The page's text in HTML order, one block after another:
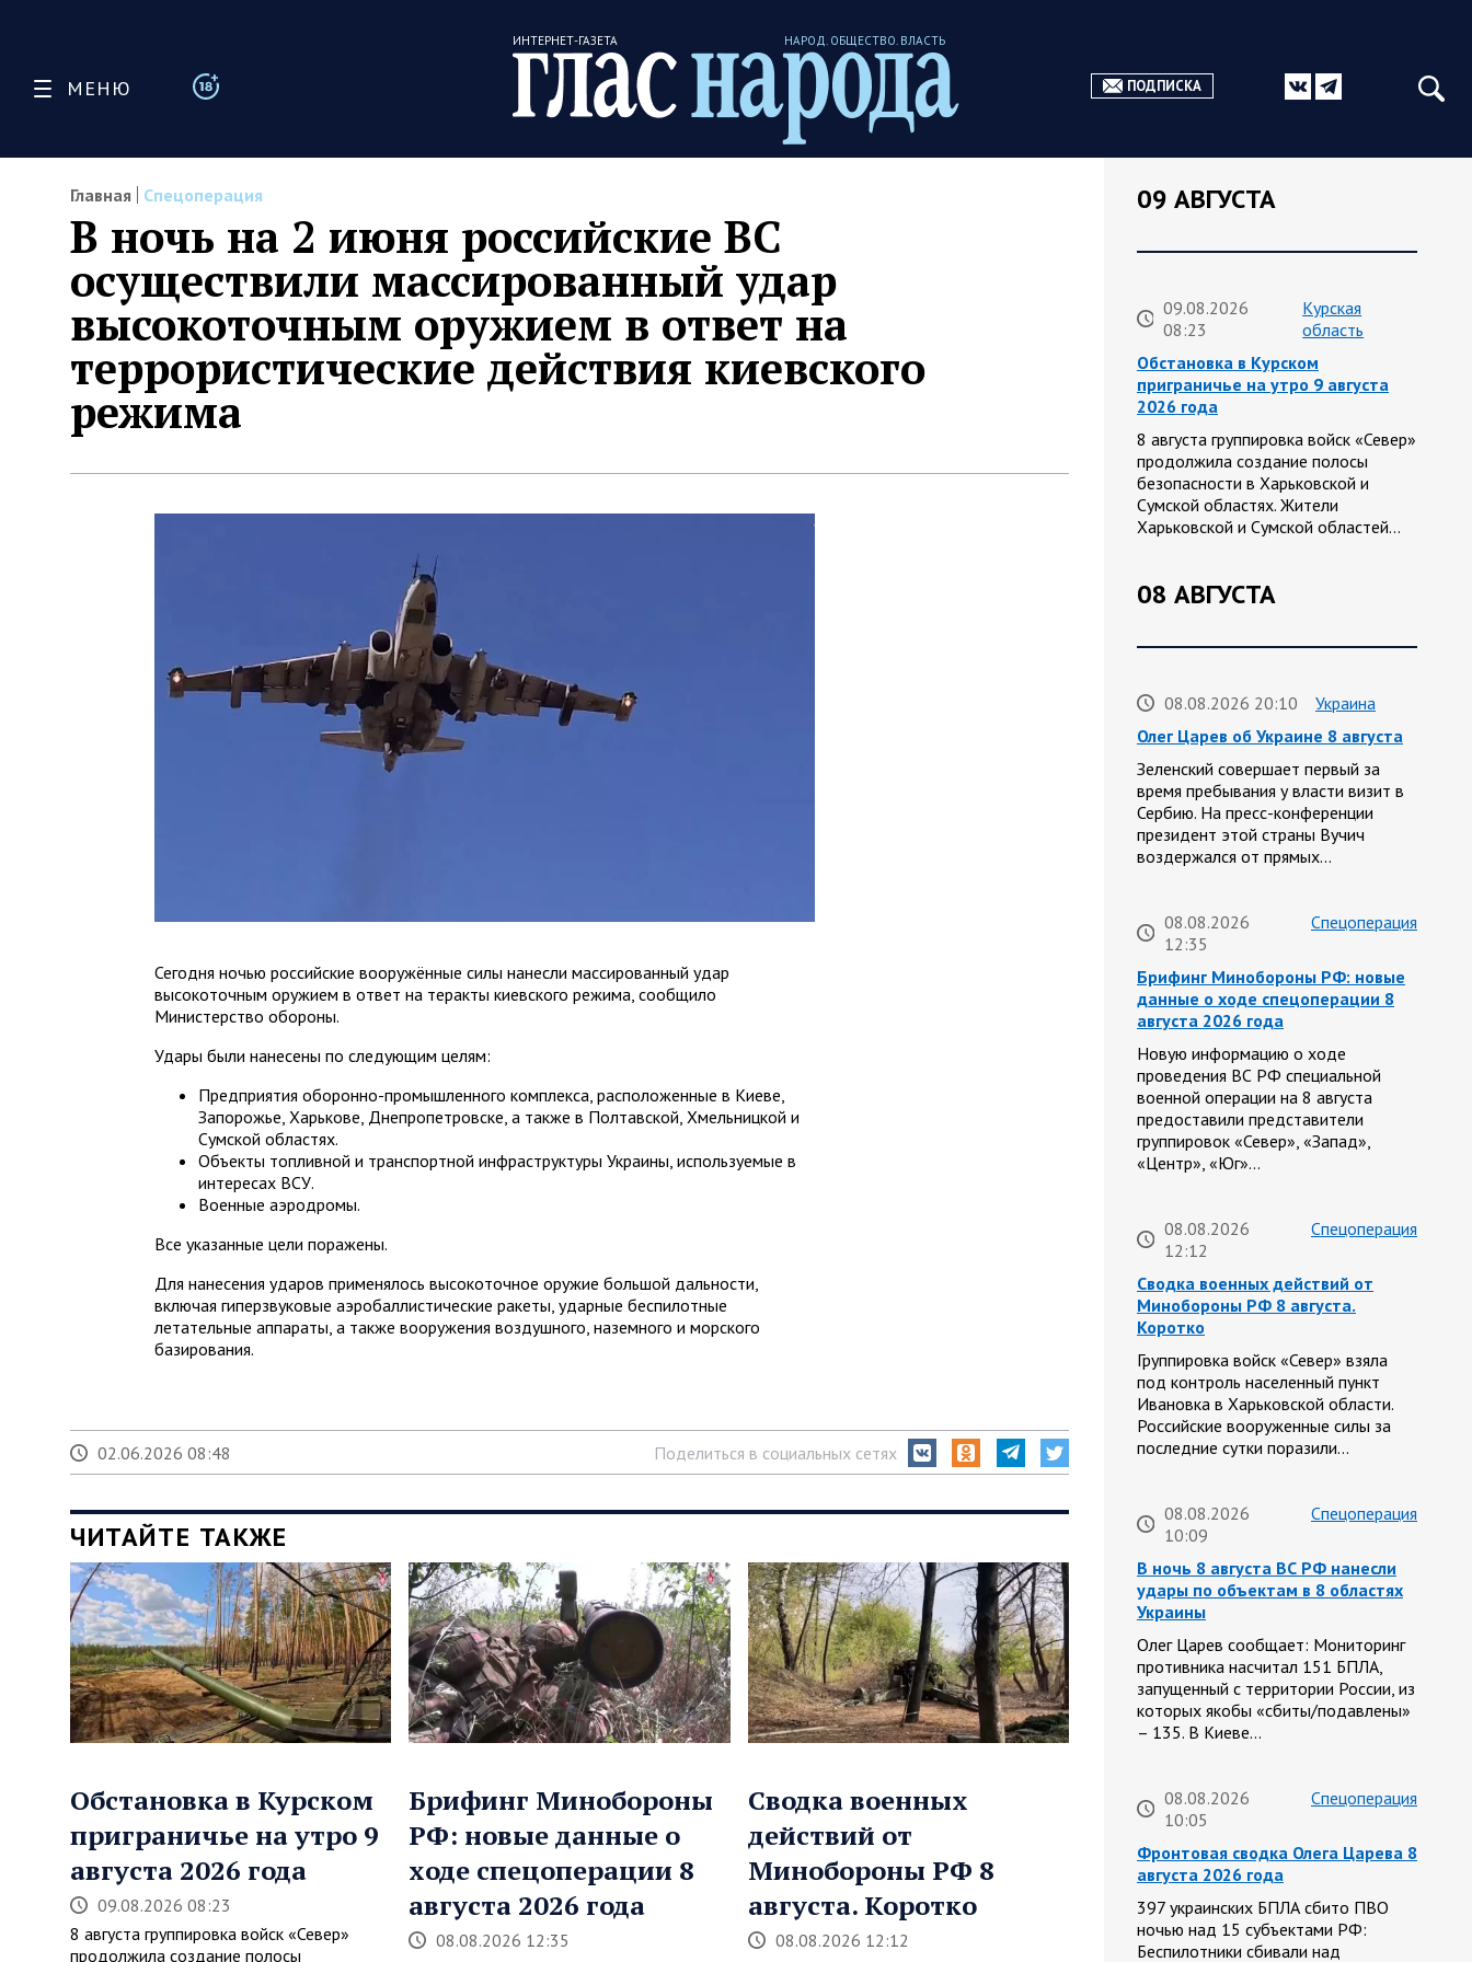
МЕНЮ
ИНТЕРНЕТ-ГАЗЕТА НАРОД. ОБЩЕСТВО. ВЛАСТЬ
ПОДПИСКА
Главная Спецоперация
В ночь на 2 июня российские ВС
осуществили массированный удар
высокоточным оружием в ответ на
террористические действия киевского
режима
Сегодня ночью российские вооружённые силы нанесли массированный удар
высокоточным оружием в ответ на теракты киевского режима, сообщило
Министерство обороны.
Удары были нанесены по следующим целям:
Предприятия оборонно-промышленного комплекса, расположенные в Киеве,
Запорожье, Харькове, Днепропетровске, а также в Полтавской, Хмельницкой и
Сумской областях.
Объекты топливной и транспортной инфраструктуры Украины, используемые в
интересах ВСУ.
Военные аэродромы.
Все указанные цели поражены.
Для нанесения ударов применялось высокоточное оружие большой дальности,
включая гиперзвуковые аэробаллистические ракеты, ударные беспилотные
летательные аппараты, а также вооружения воздушного, наземного и морского
базирования.
02.06.2026 08:48 Поделиться в социальных сетях
ЧИТАЙТЕ ТАКЖЕ
Обстановка в Курском
приграничье на утро 9
августа 2026 года
09.08.2026 08:23
8 августа группировка войск «Север»
продолжила создание полосы
Брифинг Минобороны
РФ: новые данные о
ходе спецоперации 8
августа 2026 года
08.08.2026 12:35
Сводка военных
действий от
Минобороны РФ 8
августа. Коротко
08.08.2026 12:12
09 АВГУСТА
09.08.2026
08:23
Курская
область
Обстановка в Курском
приграничье на утро 9 августа
2026 года
8 августа группировка войск «Север»
продолжила создание полосы
безопасности в Харьковской и
Сумской областях. Жители
Харьковской и Сумской областей…
08 АВГУСТА
08.08.2026 20:10
Украина
Олег Царев об Украине 8 августа
Зеленский совершает первый за
время пребывания у власти визит в
Сербию. На пресс-конференции
президент этой страны Вучич
воздержался от прямых…
08.08.2026
12:35
Спецоперация
Брифинг Минобороны РФ: новые
данные о ходе спецоперации 8
августа 2026 года
Новую информацию о ходе
проведения ВС РФ специальной
военной операции на 8 августа
предоставили представители
группировок «Север», «Запад»,
«Центр», «Юг»…
08.08.2026
12:12
Спецоперация
Сводка военных действий от
Минобороны РФ 8 августа.
Коротко
Группировка войск «Север» взяла
под контроль населенный пункт
Ивановка в Харьковской области.
Российские вооруженные силы за
последние сутки поразили…
08.08.2026
10:09
Спецоперация
В ночь 8 августа ВС РФ нанесли
удары по объектам в 8 областях
Украины
Олег Царев сообщает: Мониторинг
противника насчитал 151 БПЛА,
запущенный с территории России, из
которых якобы «сбиты/подавлены»
– 135. В Киеве…
08.08.2026
10:05
Спецоперация
Фронтовая сводка Олега Царева 8
августа 2026 года
397 украинских БПЛА сбито ПВО
ночью над 15 субъектами РФ:
Беспилотники сбивали над